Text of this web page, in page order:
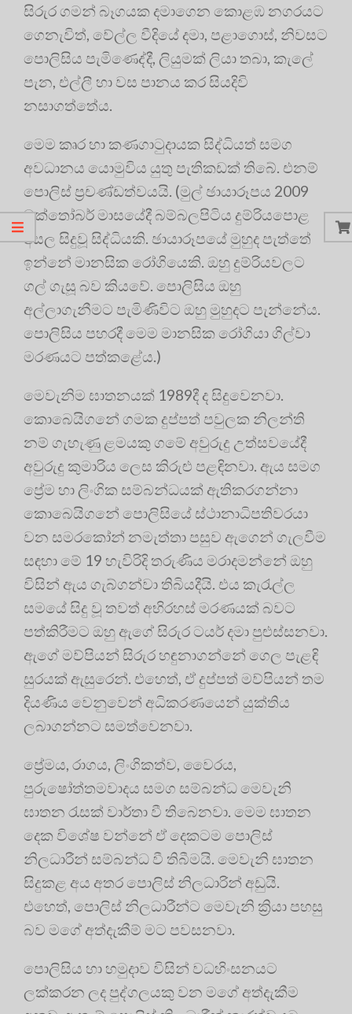
සිරුර ගමන් බෑගයක දමාගෙන කොළඹ නගරයට
ගෙනැවිත්, වේල්ල වීදියේ දමා, පළාගොස්, නිවසට
පොලිසිය පැමිණෙද්දී, ලියුමක් ලියා තබා, කැලේ
පැන, එල්ලී හා වස පානය කර සියදිවි
නසාගත්තේය.
මෙම කෘර හා කණගාටුදායක සිද්ධියත් සමග
අවධානය යොමුවිය යුතු පැතිකඩක් තිබේ. එනම්
පොලිස් ප්‍රචණ්ඩත්වයයි. (මුල් ඡායාරූපය 2009
ඔක්තෝබර් මාසයේදී බම්බලපිටිය දුම්රියපොළ
අසල සිදුවූ සිද්ධියකි. ඡායාරූපයේ මුහුද පැත්තේ
ඉන්නේ මානසික රෝගියෙකි. ඔහු දුම්රියවලට
ගල් ගැසූ බව කියවේ. පොලිසිය ඔහු
අල්ලාගැනීමට පැමිණිවිට ඔහු මුහුදට පැන්නේය.
පොලිසිය පහරදී මෙම මානසික රෝගියා ගිල්වා
මරණයට පත්කළේය.)
මෙවැනිම ඝාතනයක් 1989දී ද සිදුවෙනවා.
කොබෙයිගනේ ගමක දුප්පත් පවුලක නිලන්ති
නම් ගැහැණු ළමයකු ගමේ අවුරුදු උත්සවයේදී
අවුරුදු කුමාරිය ලෙස කිරුළු පළඳිනවා. ඇය සමග
ප්‍රේම හා ලිංගික සම්බන්ධයක් ඇතිකරගන්නා
කොබෙයිගනේ පොලිසියේ ස්ථානාධිපතිවරයා
වන සමරකෝන් නමැත්තා පසුව ඇගෙන් ගැලවීම
සඳහා මේ 19 හැවිරිදි තරුණිය මරාදමන්නේ ඔහු
විසින් ඇය ගැබ්ගන්වා තිබියදීයි. එය කැරැල්ල
සමයේ සිදු වූ තවත් අභිරහස් මරණයක් බවට
පත්කිරීමට ඔහු ඇගේ සිරුර ටයර් දමා පුළුස්සනවා.
ඇගේ මව්පියන් සිරුර හඳුනාගන්නේ ගෙල පැළඳි
සුරයක් ඇසුරෙන්. එහෙත්, ඒ දුප්පත් මව්පියන් තම
දියණිය වෙනුවෙන් අධිකරණයෙන් යුක්තිය
ලබාගන්නට සමත්වෙනවා.
ප්‍රේමය, රාගය, ලිංගිකත්ව, වෛරය,
පුරුෂෝත්තමවාදය සමග සම්බන්ධ මෙවැනි
ඝාතන රැසක් වාර්තා වී තිබෙනවා. මෙම ඝාතන
දෙක විශේෂ වන්නේ ඒ දෙකටම පොලිස්
නිලධාරීන් සම්බන්ධ වී තිබීමයි. මෙවැනි ඝාතන
සිදුකළ අය අතර පොලිස් නිලධාරින් අඩුයි.
එහෙත්, පොලිස් නිලධාරීන්ට මෙවැනි ක්‍රියා පහසු
බව මගේ අත්දැකීම් මට පවසනවා.
පොලිසිය හා හමුදාව විසින් වධහිංසනයට
ලක්කරන ලද පුද්ගලයකු වන මගේ අත්දැකීම